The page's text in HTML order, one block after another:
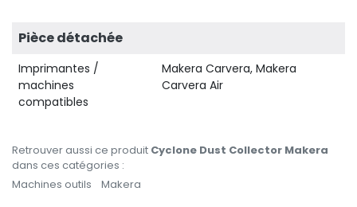
Pièce détachée
Imprimantes /
machines
compatibles
Makera Carvera, Makera
Carvera Air
Retrouver aussi ce produit Cyclone Dust Collector Makera
dans ces catégories :
Machines outils
Makera